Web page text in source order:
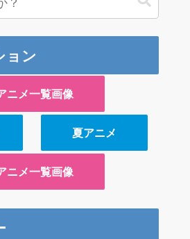
ョン
ニメ一覧画像
夏アニメ
ニメ一覧画像